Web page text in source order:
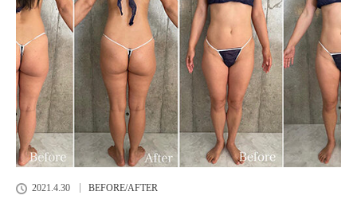
2021.4.30 BEFORE/AFTER